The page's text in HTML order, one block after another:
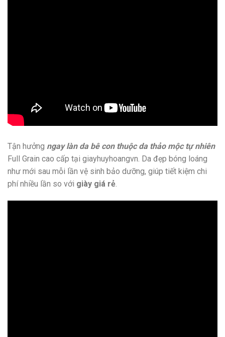
Tận hưởng ngay làn da bê con thuộc da thảo mộc tự nhiên
Full Grain cao cấp tại giayhuyhoangvn. Da đẹp bóng loáng
như mới sau mỗi lần vệ sinh bảo dưỡng, giúp tiết kiệm chi
phí nhiều lần so với giày giá rẻ.